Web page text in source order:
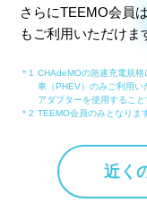
さらにTEEMO会員
もご利用いただけま
＊1 CHAdeMOの急速充電規
車（PHEV）のみご利用い
アダプターを使用するこ
＊2 TEEMO会員のみとなりま
近く